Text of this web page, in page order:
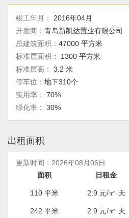
竣工年月：
2016年04月
开发商： 青岛新凯达置业有限公司
总建筑面积： 47000 平方米
标准层面积：
1300 平方米
标准层高：
3.2 米
停车位： 地下310个
实用率：
70%
绿化率：
30%
出租面积
更新时间： 2026年08月06日
面积
日租金
110 平米 2.9 元/㎡·天
242 平米 2.9 元/㎡·天